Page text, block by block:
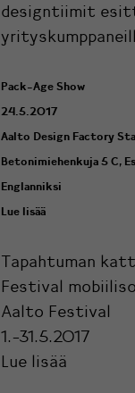
designtiimit
Pack-Age Show
24.5.2017
Aalto Design Factory
Betonimiehenkuja 5 C,
Englanniksi
Lue lisää
Tapahtuman
Festival
Aalto Festival
1.-31.5.2017
Lue lisää